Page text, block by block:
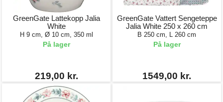
GreenGate Lattekopp Jalia
White
H 9 cm, Ø 10 cm, 350 ml
På lager
219,00 kr.
GreenGate Vattert Sengeteppe
Jalia White 250 x 260 cm
B 250 cm, L 260 cm
På lager
1549,00 kr.